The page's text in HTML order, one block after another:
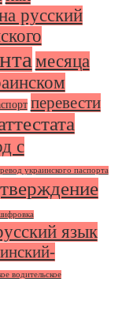
русский
месяца
перевести
с
украинского паспорта
язык
водительское